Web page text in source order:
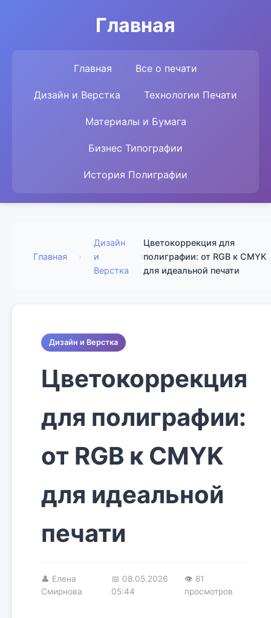
Главная
Главная Все о печати
Дизайн и Верстка Технологии Печати
Материалы и Бумага
Бизнес Типографии
История Полиграфии
Главная ›
Дизайн
и
Верстка
›
Цветокоррекция для
полиграфии: от RGB к CMYK
для идеальной печати
Дизайн и Верстка
Цветокоррекция
для полиграфии:
от RGB к CMYK
для идеальной
печати
👤 Елена
Смирнова
📅 08.05.2026
05:44
👁 81
просмотров